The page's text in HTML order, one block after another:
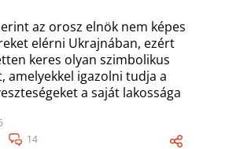
az orosz elnök nem képes
elérni Ukrajnában, ezért
keres olyan szimbolikus
amelyekkel igazolni tudja a
a saját lakossága
14